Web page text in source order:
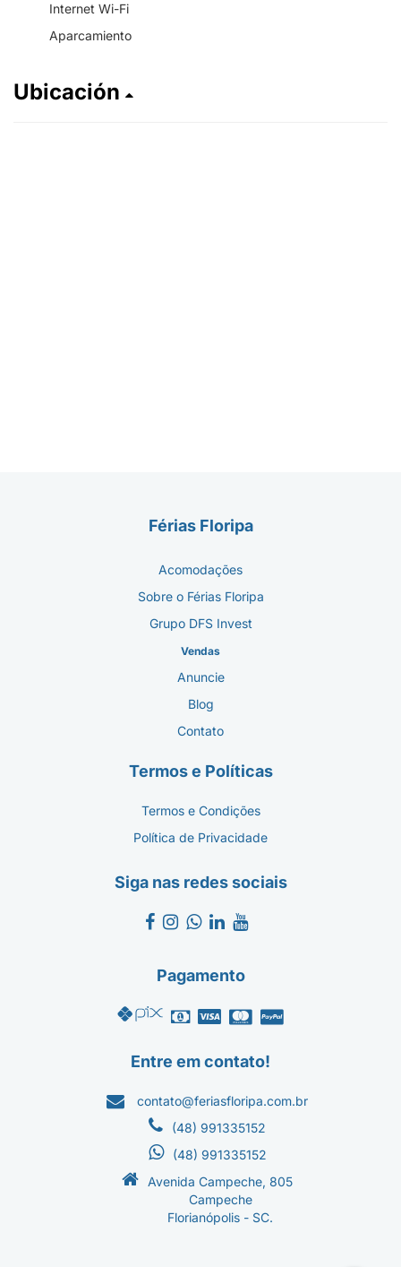
Internet Wi-Fi
Aparcamiento
Ubicación
Férias Floripa
Acomodações
Sobre o Férias Floripa
Grupo DFS Invest
Vendas
Anuncie
Blog
Contato
Termos e Políticas
Termos e Condições
Política de Privacidade
Siga nas redes sociais
Pagamento
Entre em contato!
contato@feriasfloripa.com.br
(48) 991335152
(48) 991335152
Avenida Campeche, 805
Campeche
Florianópolis - SC.